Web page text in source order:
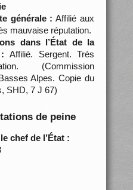
générale : Affilié aux
mauvaise réputation.
dans l’État de la
Affilié. Sergent. Très
(Commission
Alpes. Copie du
SHD, 7 J 67)
de peine
chef de l’État :